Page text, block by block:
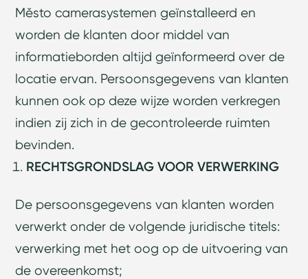
Město camerasystemen geïnstalleerd en
worden de klanten door middel van
informatieborden altijd geïnformeerd over de
locatie ervan. Persoonsgegevens van klanten
kunnen ook op deze wijze worden verkregen
indien zij zich in de gecontroleerde ruimten
bevinden.
RECHTSGRONDSLAG VOOR VERWERKING
De persoonsgegevens van klanten worden
verwerkt onder de volgende juridische titels:
verwerking met het oog op de uitvoering van
de overeenkomst;